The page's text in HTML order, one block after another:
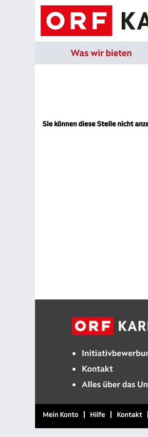
Was wir bieten
Sie können diese Stelle nicht
Kontakt
Alles über das
Mein Konto Hilfe Kontakt